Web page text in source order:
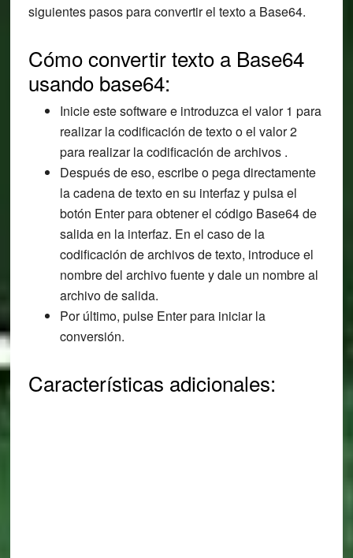
siguientes pasos para convertir el texto a Base64.
Cómo convertir texto a Base64
usando base64:
Inicie este software e introduzca el valor 1 para
realizar la codificación de texto o el valor 2
para realizar la codificación de archivos .
Después de eso, escribe o pega directamente
la cadena de texto en su interfaz y pulsa el
botón Enter para obtener el código Base64 de
salida en la interfaz. En el caso de la
codificación de archivos de texto, introduce el
nombre del archivo fuente y dale un nombre al
archivo de salida.
Por último, pulse Enter para iniciar la
conversión.
Características adicionales: